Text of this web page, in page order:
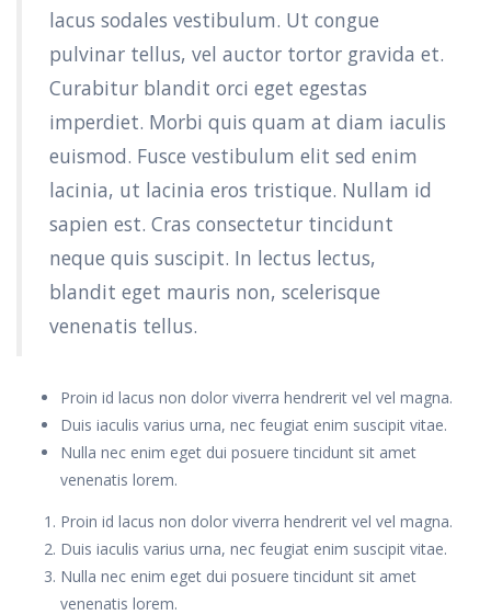
lacus sodales vestibulum. Ut congue
pulvinar tellus, vel auctor tortor gravida et.
Curabitur blandit orci eget egestas
imperdiet. Morbi quis quam at diam iaculis
euismod. Fusce vestibulum elit sed enim
lacinia, ut lacinia eros tristique. Nullam id
sapien est. Cras consectetur tincidunt
neque quis suscipit. In lectus lectus,
blandit eget mauris non, scelerisque
venenatis tellus.
Proin id lacus non dolor viverra hendrerit vel vel magna.
Duis iaculis varius urna, nec feugiat enim suscipit vitae.
Nulla nec enim eget dui posuere tincidunt sit amet
venenatis lorem.
Proin id lacus non dolor viverra hendrerit vel vel magna.
Duis iaculis varius urna, nec feugiat enim suscipit vitae.
Nulla nec enim eget dui posuere tincidunt sit amet
venenatis lorem.